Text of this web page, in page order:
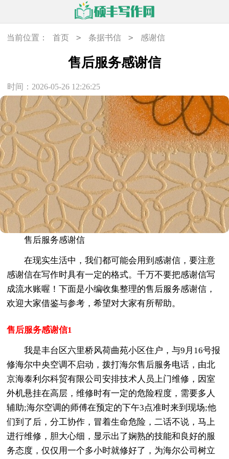
当前位置： 首页 > 条据书信 > 感谢信
售后服务感谢信
时间：2026-05-26 12:26:25
售后服务感谢信
在现实生活中，我们都可能会用到感谢信，要注意
感谢信在写作时具有一定的格式。千万不要把感谢信写
成流水账喔！下面是小编收集整理的售后服务感谢信，
欢迎大家借鉴与参考，希望对大家有所帮助。
售后服务感谢信1
我是丰台区六里桥风荷曲苑小区住户，与9月16号报
修海尔中央空调不启动，拨打海尔售后服务电话，由北
京海泰利尔科贸有限公司安排技术人员上门维修，因室
外机悬挂在高层，维修时有一定的危险程度，需要多人
辅助;海尔空调的师傅在预定的下午3点准时来到现场;他
们到了后，分工协作，冒着生命危险，二话不说，马上
进行维修，胆大心细，显示出了娴熟的技能和良好的服
务态度，仅仅用一个多小时就修好了，为海尔公司树立